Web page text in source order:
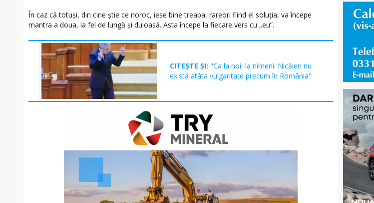
În caz că totuși, din cine știe ce noroc, iese bine treaba, rareori fiind el soluția, va începe
mantra a doua, la fel de lungă și duioasă. Asta începe la fiecare vers cu „eu”.
CITEȘTE ȘI: "Ca la noi, la nimeni. Nicăieri nu
există atâta vulgaritate precum în România"